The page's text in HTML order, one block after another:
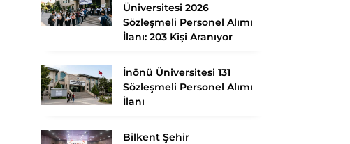
Üniversitesi 2026
Sözleşmeli Personel Alımı
İlanı: 203 Kişi Aranıyor
İnönü Üniversitesi 131
Sözleşmeli Personel Alımı
İlanı
Bilkent Şehir